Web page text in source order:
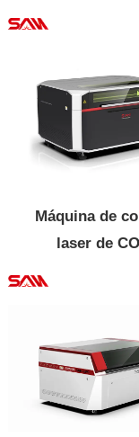
Máquina de
laser de